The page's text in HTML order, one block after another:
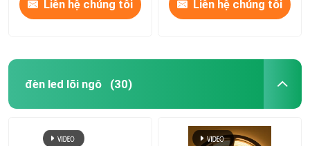
Liên hệ chúng tôi Liên hệ chúng tôi
đèn led lõi ngô (30)